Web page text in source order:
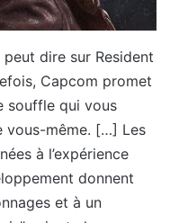
peut dire sur Resident
Capcom promet
souffle qui vous
vous-même. […] Les
à l’expérience
donnent
et à un